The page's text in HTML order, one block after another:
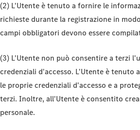
(2) L'Utente è tenuto a fornire le
richieste durante la registrazione in
campi obbligatori devono essere
(3) L'Utente non può consentire a terzi
credenziali d'accesso. L'Utente è tenuto
le proprie credenziali d'accesso e a
terzi. Inoltre, all'Utente è consentito
personale.